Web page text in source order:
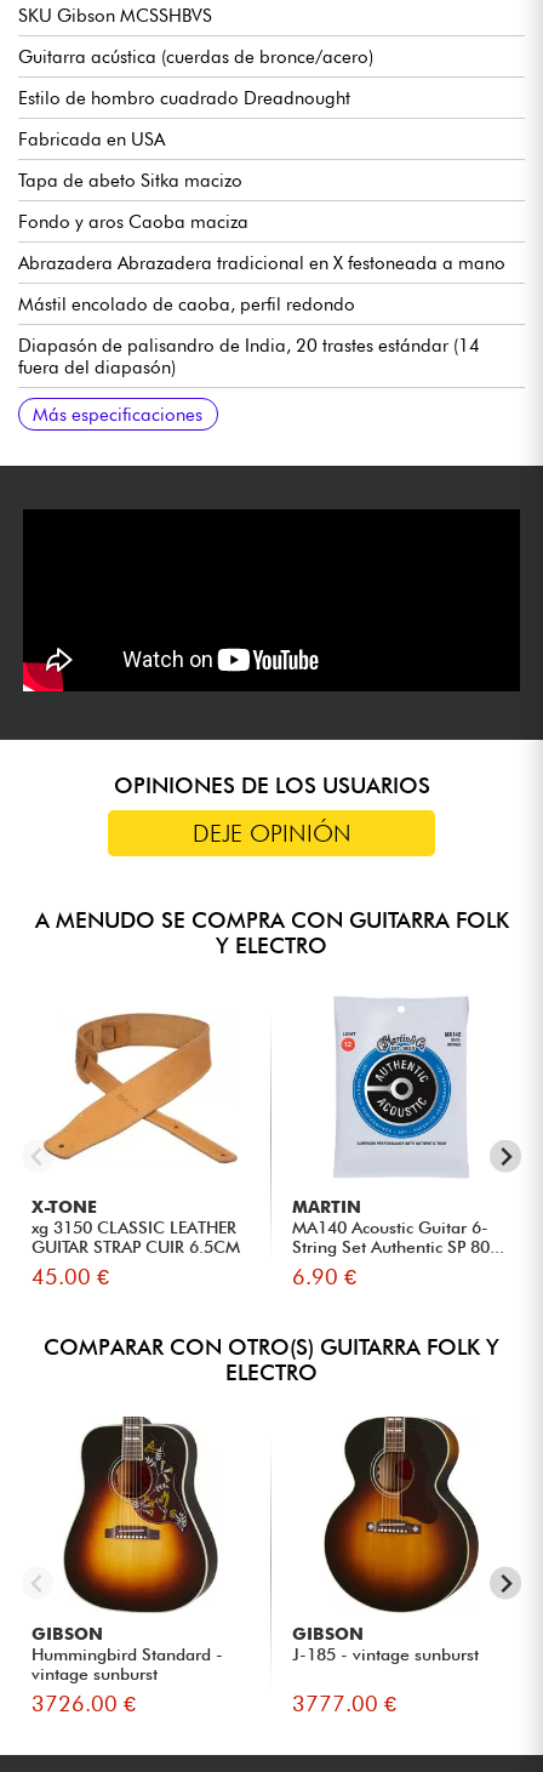
SKU Gibson MCSSHBVS
Guitarra acústica (cuerdas de bronce/acero)
Estilo de hombro cuadrado Dreadnought
Fabricada en USA
Tapa de abeto Sitka macizo
Fondo y aros Caoba maciza
Abrazadera Abrazadera tradicional en X festoneada a mano
Mástil encolado de caoba, perfil redondo
Diapasón de palisandro de India, 20 trastes estándar (14
fuera del diapasón)
Longitud de cuerdas 24.75
Radio 12
Anchura del mástil 1.725", 1er traste
Preamplificador LR Baggs VTC (volumen/tono en la boca)
Puente Reverse Belly de palosanto
Clavijas de afinación Grover Rotomatic
Cejuela de hueso
Acabado nitrocelulósico brillante
Se entrega en estuche rígido Gibson
Más especificaciones
OPINIONES DE LOS USUARIOS
DEJE OPINIÓN
A MENUDO SE COMPRA CON GUITARRA FOLK
Y ELECTRO
X-TONE
xg 3150 CLASSIC LEATHER
GUITAR STRAP CUIR 6.5CM
BR...
45.00 €
MARTIN
MA140 Acoustic Guitar 6-
String Set Authentic SP 80...
6.90 €
COMPARAR CON OTRO(S) GUITARRA FOLK Y
ELECTRO
GIBSON
Hummingbird Standard -
vintage sunburst
3726.00 €
GIBSON
J-185 - vintage sunburst
3777.00 €